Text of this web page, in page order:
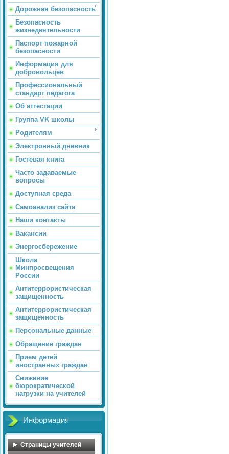
Дорожная безопасность
Безопасность
жизнедеятельности
Паспорт пожарной
безопасности
Информация для
добровольцев
Профессиональный
стандарт педагога
Об аттестации
Группа VK школы
Родителям
Электронный дневник
Гостевая книга
Часто задаваемые
вопросы
Доступная среда
Самоанализ сайта
Наши контакты
Вакансии
Энергосбережение
Школа
Минпросвещения
России
Антитеррористическая
защищенность
Антитеррористическая
защищенность
Персональные данные
Обращение граждан
Прием детей
иностранных граждан
Снижение
бюрократической
нагрузки на учителей
Информация
Страницы учителей